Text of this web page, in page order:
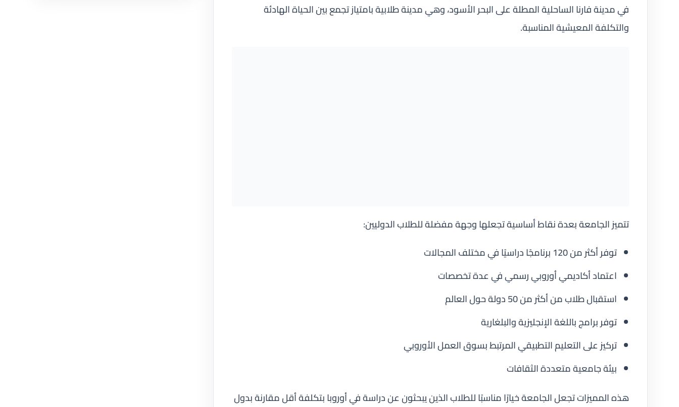
في مدينة فارنا الساحلية المطلة على البحر الأسود، وهي مدينة طلابية بامتياز تجمع بين الحياة الهادئة
والتكلفة المعيشية المناسبة.
تتميز الجامعة بعدة نقاط أساسية تجعلها وجهة مفضلة للطلاب الدوليين:
توفر أكثر من 120 برنامجًا دراسيًا في مختلف المجالات
اعتماد أكاديمي أوروبي رسمي في عدة تخصصات
استقبال طلاب من أكثر من 50 دولة حول العالم
توفر برامج باللغة الإنجليزية والبلغارية
تركيز على التعليم التطبيقي المرتبط بسوق العمل الأوروبي
بيئة جامعية متعددة الثقافات
هذه المميزات تجعل الجامعة خيارًا مناسبًا للطلاب الذين يبحثون عن دراسة في أوروبا بتكلفة أقل مقارنة بدول